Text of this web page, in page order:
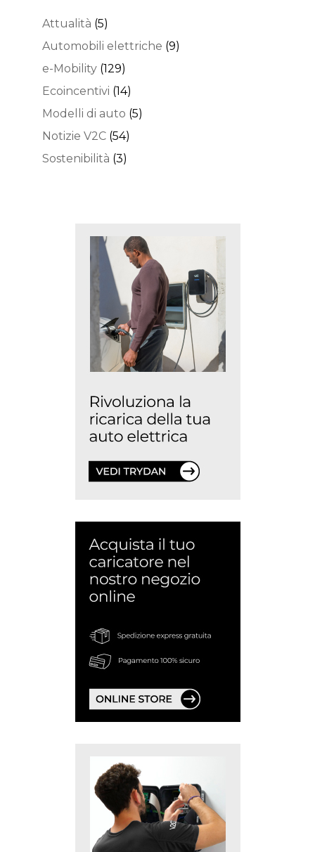
Attualità (5)
Automobili elettriche (9)
e-Mobility (129)
Ecoincentivi (14)
Modelli di auto (5)
Notizie V2C (54)
Sostenibilità (3)